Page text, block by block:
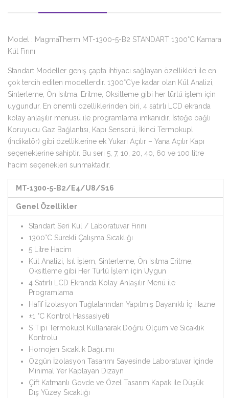
Model : MagmaTherm MT-1300-5-B2 STANDART 1300°C Kamara
Kül Fırını
Standart Modeller geniş çapta ihtiyacı sağlayan özellikleri ile en
çok tercih edilen modellerdir. 1300°C’ye kadar olan Kül Analizi,
Sinterleme, Ön Isıtma, Eritme, Oksitleme gibi her türlü işlem için
uygundur. En önemli özelliklerinden biri, 4 satırlı LCD ekranda
kolay anlaşılır menüsü ile programlama imkanıdır. İsteğe bağlı
Koruyucu Gaz Bağlantısı, Kapı Sensörü, İkinci Termokupl
(İndikatör) gibi özelliklerine ek Yukarı Açılır – Yana Açılır Kapı
seçeneklerine sahiptir. Bu seri 5, 7, 10, 20, 40, 60 ve 100 litre
hacim seçenekleri sunmaktadır.
MT-1300-5-B2/E4/U8/S16
Genel Özellikler
Standart Seri Kül / Laboratuvar Fırını
1300°C Sürekli Çalışma Sıcaklığı
5 Litre Hacim
Kül Analizi, Isıl İşlem, Sinterleme, Ön Isıtma Eritme,
Oksitleme gibi Her Türlü İşlem için Uygun
4 Satırlı LCD Ekranda Kolay Anlaşılır Menü ile
Programlama
Hafif İzolasyon Tuğlalarından Yapılmış Dayanıklı İç Hazne
±1 °C Kontrol Hassasiyeti
S Tipi Termokupl Kullanarak Doğru Ölçüm ve Sıcaklık
Kontrolü
Homojen Sıcaklık Dağılımı
Özgün İzolasyon Tasarımı Sayesinde Laboratuvar İçinde
Minimal Yer Kaplayan Dizayn
Çift Katmanlı Gövde ve Özel Tasarım Kapak ile Düşük
Dış Yüzey Sıcaklığı